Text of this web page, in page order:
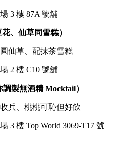
3 樓 87A 號舖
、仙草同雪糕）
仙草、配抹茶雪糕
2 樓 C10 號舖
製無酒精 Mocktail）
兵、桃桃可恥但好飲
3 樓 Top World 3069-T17 號